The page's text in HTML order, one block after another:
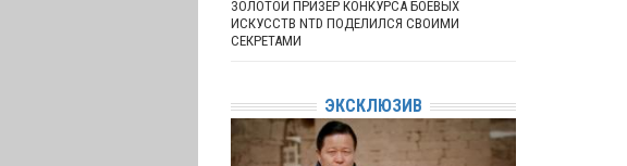
ЗОЛОТОЙ ПРИЗЁР КОНКУРСА БОЕВЫХ
ИСКУССТВ NTD ПОДЕЛИЛСЯ СВОИМИ
СЕКРЕТАМИ
ЭКСКЛЮЗИВ